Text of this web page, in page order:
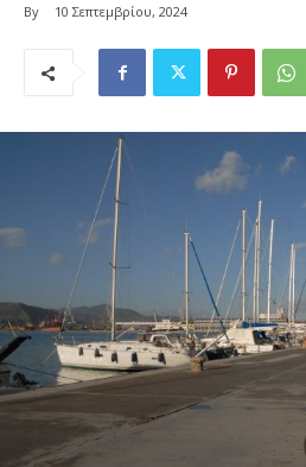
By 10 Σεπτεμβρίου, 2024